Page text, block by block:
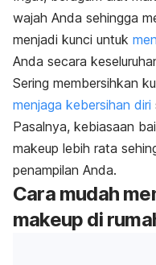
wajah Anda sehingga
menjadi kunci untuk
Anda secara
Sering membersihkan
menjaga kebersihan diri
Pasalnya, kebiasaan
makeup lebih rata
penampilan Anda.
Cara mudah
makeup di